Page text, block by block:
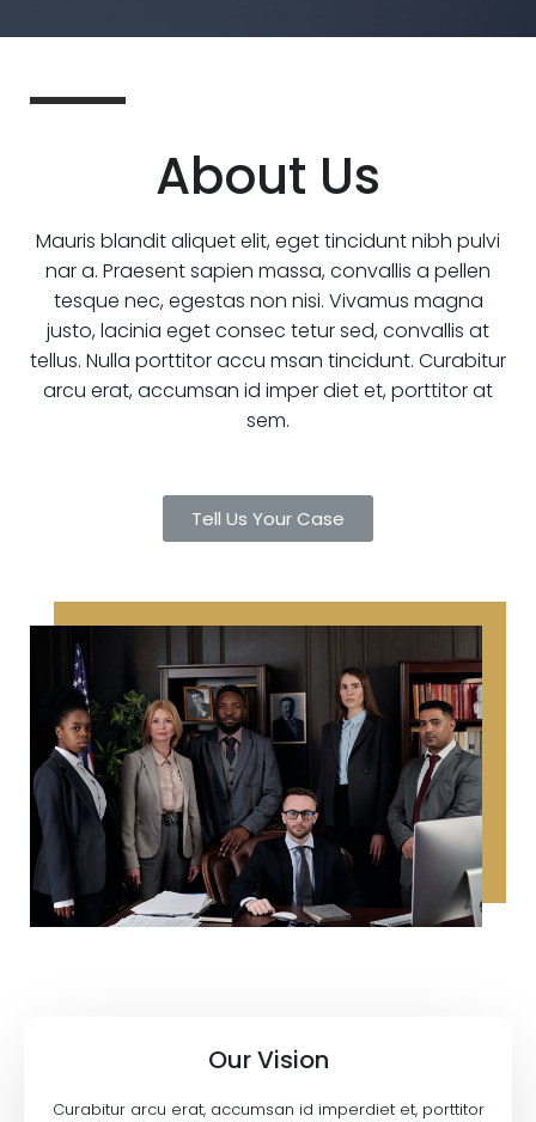
About Us
Mauris blandit aliquet elit, eget tincidunt nibh pulvi
nar a. Praesent sapien massa, convallis a pellen
tesque nec, egestas non nisi. Vivamus magna
justo, lacinia eget consec tetur sed, convallis at
tellus. Nulla porttitor accu msan tincidunt. Curabitur
arcu erat, accumsan id imper diet et, porttitor at
sem.
Tell Us Your Case
Our Vision
Curabitur arcu erat, accumsan id imperdiet et, porttitor